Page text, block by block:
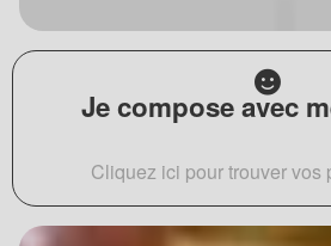
Je compose avec
Cliquez ici pour trouver vos